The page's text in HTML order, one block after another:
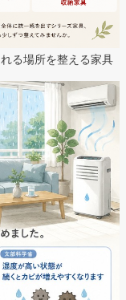
る場所を整える家具